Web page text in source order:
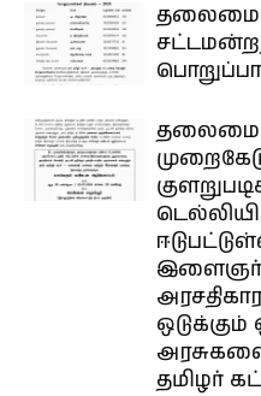
தலைமை
தலைமை
தமிழர்